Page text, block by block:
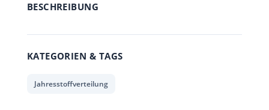
BESCHREIBUNG
KATEGORIEN & TAGS
Jahresstoffverteilung